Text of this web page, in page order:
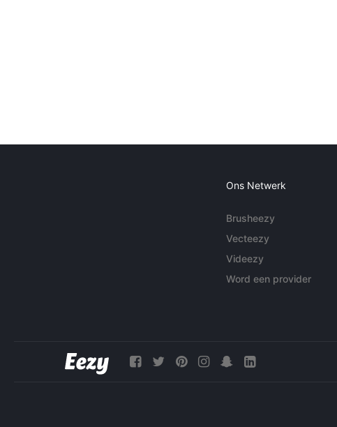
Ons Netwerk
Brusheezy
Vecteezy
Videezy
Word een provider